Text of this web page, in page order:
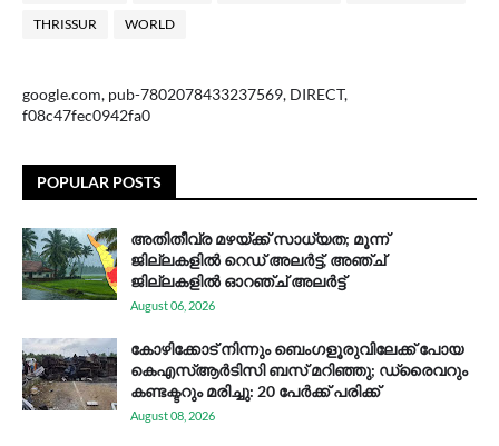
THRISSUR WORLD
google.com, pub-7802078433237569, DIRECT,
f08c47fec0942fa0
POPULAR POSTS
അതിതീവ്ര മഴയ്ക്ക് സാധ്യത; മൂന്ന്
ജില്ലകളിൽ റെഡ് അലർട്ട്, അഞ്ച്
ജില്ലകളിൽ ഓറഞ്ച് അലർട്ട്
August 06, 2026
കോഴിക്കോട് നിന്നും ബെംഗളൂരുവിലേക്ക് പോയ
കെഎസ്ആര്‍ടിസി ബസ് മറിഞ്ഞു; ഡ്രൈവറും
കണ്ടക്ടറും മരിച്ചു: 20 പേര്‍ക്ക് പരിക്ക്
August 08, 2026